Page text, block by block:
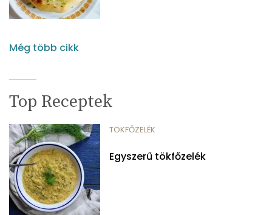
Még több cikk
Top Receptek
TÖKFŐZELÉK
Egyszerű tökfőzelék